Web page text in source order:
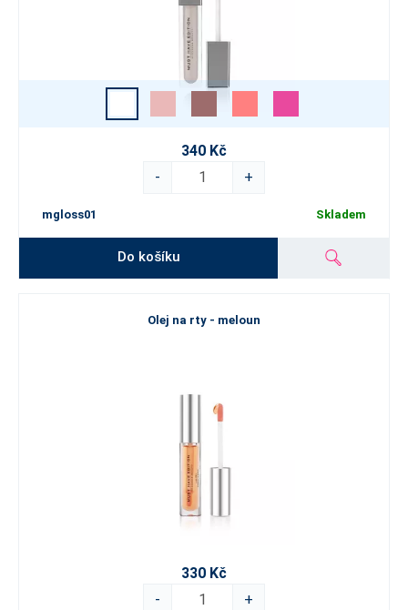
340 Kč
-
+
mgloss01 Skladem
Do košíku
Olej na rty - meloun
330 Kč
-
+